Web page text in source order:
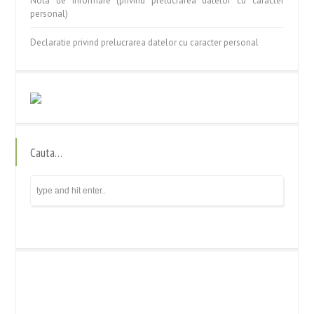
personal)
Declaratie privind prelucrarea datelor cu caracter personal
Cauta…